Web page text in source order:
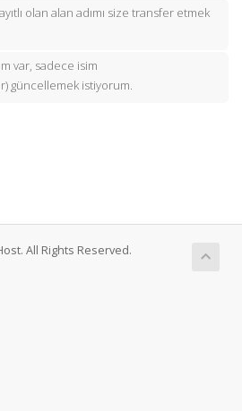
olan alan adımı size transfer etmek
var, sadece isim
güncellemek istiyorum.
All Rights Reserved.